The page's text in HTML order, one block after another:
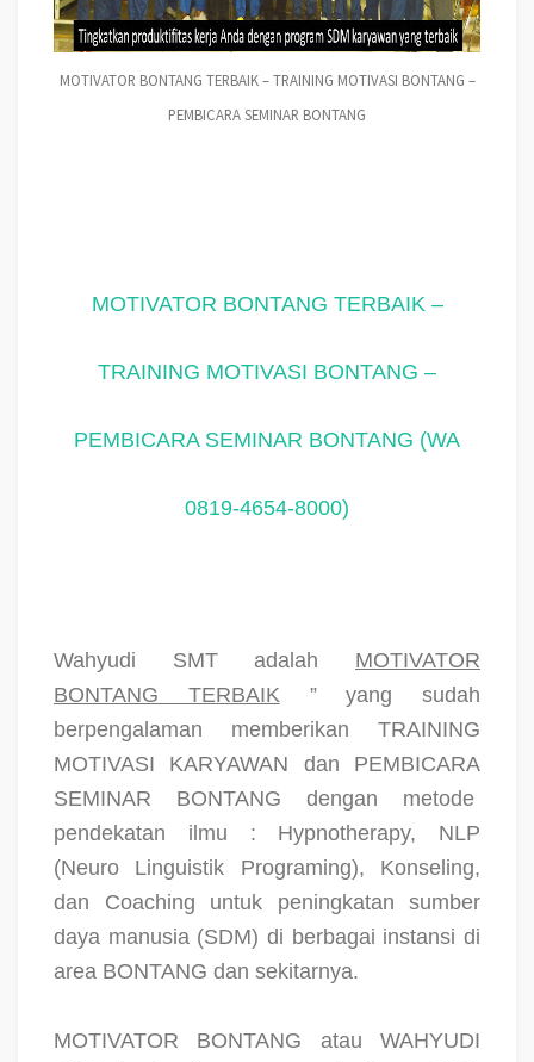
MOTIVATOR BONTANG TERBAIK – TRAINING MOTIVASI BONTANG –
PEMBICARA SEMINAR BONTANG
MOTIVATOR BONTANG TERBAIK –
TRAINING MOTIVASI BONTANG –
PEMBICARA SEMINAR BONTANG (WA
0819-4654-8000)
Wahyudi SMT adalah MOTIVATOR
BONTANG TERBAIK” yang sudah
berpengalaman memberikan TRAINING
MOTIVASI KARYAWAN dan PEMBICARA
SEMINAR BONTANG dengan metode
pendekatan ilmu : Hypnotherapy, NLP
(Neuro Linguistik Programing), Konseling,
dan Coaching untuk peningkatan sumber
daya manusia (SDM) di berbagai instansi di
area BONTANG dan sekitarnya.
MOTIVATOR BONTANG atau WAHYUDI